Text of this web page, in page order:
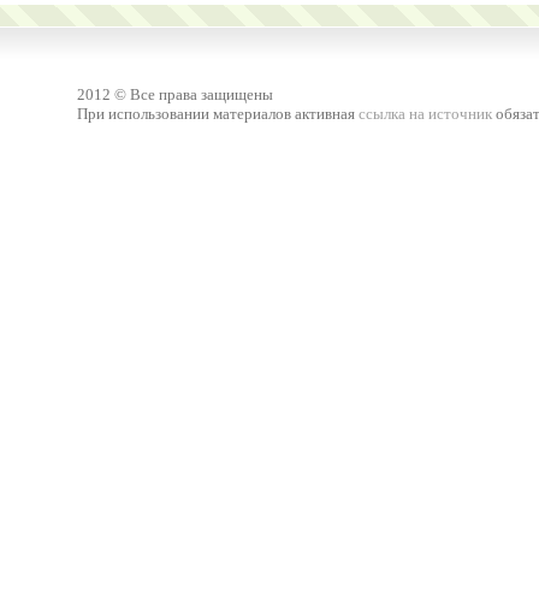
2012 © Все права защищены
При использовании материалов активная ссылка на источник